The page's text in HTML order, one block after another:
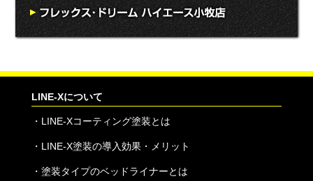
LINE-Xについて
・ LINE-Xコーティング塗装とは
・ LINE-X塗装の導入効果・メリット
・ 塗装タイプのベッドライナーとは